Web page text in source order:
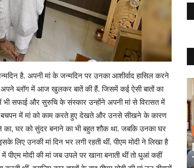
है. अपनी मां के जन्मदिन पर उनका आशीर्वाद हासिल करने
अपने ब्लॉग में आज खुलकर बातें की हैं. जिसमें कई ऐसी बातों का
भी सफाई और सुरुचि के संस्कार उन्होंने अपनी मां से विरासत में
बचपन में मां को काम करते हुए देखते और उनसे सीखने के कारण
का, घर को सुंदर बनाने का भी बहुत शौक था. जबकि उनका घर
उनकी मां दिन भर लगी रहती थीं. पीएम मोदी ने लिखा है
मोदी की मां जब उपले पर खाना बनाती थीं तो धुआं कहीं